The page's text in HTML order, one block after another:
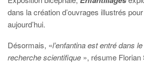
dans la création d’ouvrages illustrés
aujourd’hui.
Désormais, «l’enfantina est entré dans
recherche scientifique », résume Florian